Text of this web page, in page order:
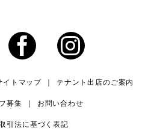
イトマップ テナント出店のご案内
募集 お問い合わせ
引法に基づく表記